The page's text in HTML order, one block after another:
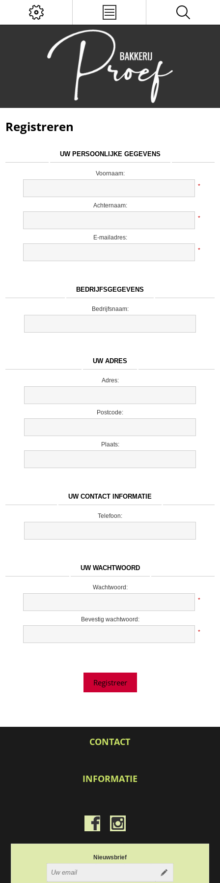
Registreren
UW PERSOONLIJKE GEGEVENS
Voornaam:
*
Achternaam:
*
E-mailadres:
*
BEDRIJFSGEGEVENS
Bedrijfsnaam:
UW ADRES
Adres:
Postcode:
Plaats:
UW CONTACT INFORMATIE
Telefoon:
UW WACHTWOORD
Wachtwoord:
*
Bevestig wachtwoord:
*
CONTACT
INFORMATIE
Nieuwsbrief